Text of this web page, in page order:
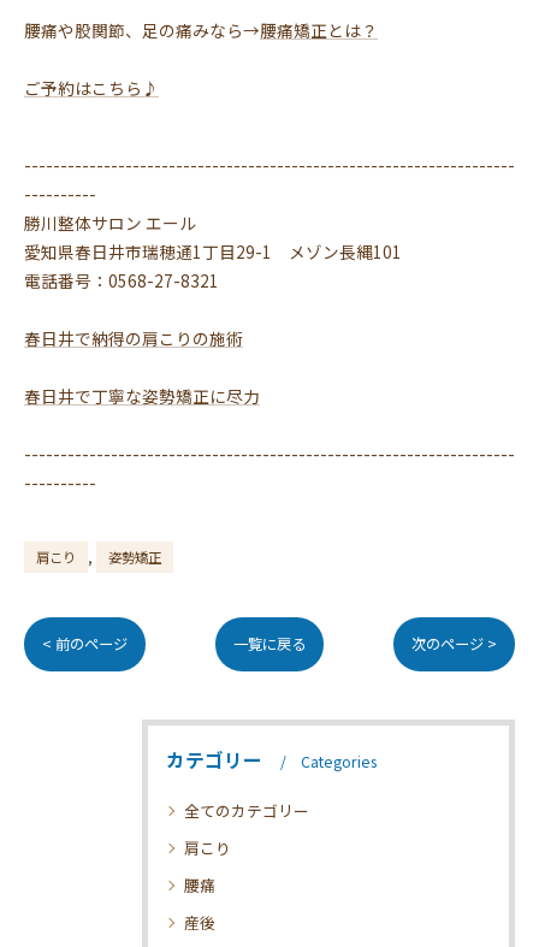
腰痛や股関節、足の痛みなら→腰痛矯正とは？
ご予約はこちら♪
--------------------------------------------------------------------
----------
勝川整体サロン エール
愛知県春日井市瑞穂通1丁目29-1 メゾン長縄101
電話番号：0568-27-8321
春日井で納得の肩こりの施術
春日井で丁寧な姿勢矯正に尽力
--------------------------------------------------------------------
----------
肩こり 姿勢矯正
< 前のページ 一覧に戻る 次のページ >
カテゴリー Categories
全てのカテゴリー
肩こり
腰痛
産後